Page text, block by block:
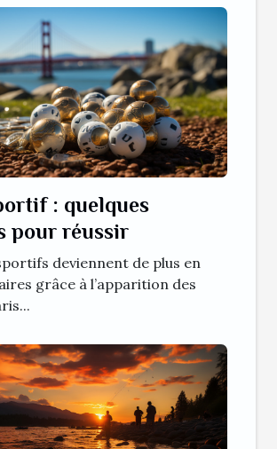
: quelques
pour réussir
deviennent de plus en
grâce à l’apparition des